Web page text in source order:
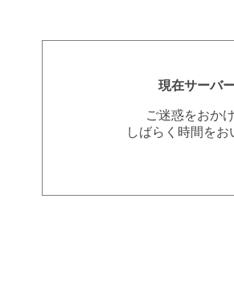
現在サーバ
ご迷惑をおか
しばらく時間を